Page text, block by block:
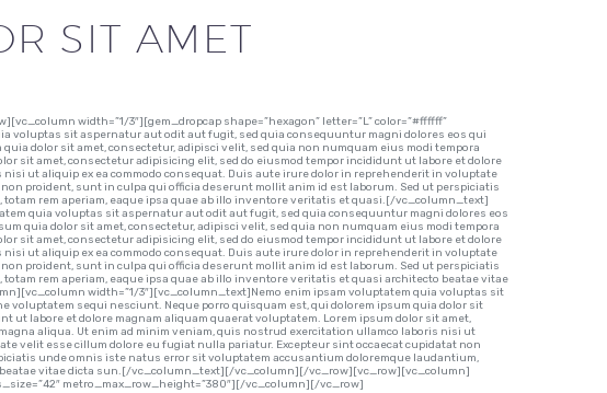
SIT AMET
width=”1/3″][gem_dropcap shape=”hexagon” letter=”L” color=”#ffffff”
voluptas sit aspernatur aut odit aut fugit, sed quia consequuntur magni dolores eos qui
dolor sit amet, consectetur, adipisci velit, sed quia non numquam eius modi tempora
sit amet, consectetur adipisicing elit, sed do eiusmod tempor incididunt ut labore et dolore
ut aliquip ex ea commodo consequat. Duis aute irure dolor in reprehenderit in voluptate
proident, sunt in culpa qui officia deserunt mollit anim id est laborum. Sed ut perspiciatis
rem aperiam, eaque ipsa quae ab illo inventore veritatis et quasi.[/vc_column_text]
quia voluptas sit aspernatur aut odit aut fugit, sed quia consequuntur magni dolores eos
quia dolor sit amet, consectetur, adipisci velit, sed quia non numquam eius modi tempora
sit amet, consectetur adipisicing elit, sed do eiusmod tempor incididunt ut labore et dolore
ut aliquip ex ea commodo consequat. Duis aute irure dolor in reprehenderit in voluptate
proident, sunt in culpa qui officia deserunt mollit anim id est laborum. Sed ut perspiciatis
rem aperiam, eaque ipsa quae ab illo inventore veritatis et quasi architecto beatae vitae
width=”1/3″][vc_column_text]Nemo enim ipsam voluptatem quia voluptas sit
sequi nesciunt. Neque porro quisquam est, qui dolorem ipsum quia dolor sit
ut labore et dolore magnam aliquam quaerat voluptatem. Lorem ipsum dolor sit amet,
aliqua. Ut enim ad minim veniam, quis nostrud exercitation ullamco laboris nisi ut
velit esse cillum dolore eu fugiat nulla pariatur. Excepteur sint occaecat cupidatat non
unde omnis iste natus error sit voluptatem accusantium doloremque laudantium,
vitae dicta sun.[/vc_column_text][/vc_column][/vc_row][vc_row][vc_column]
metro_max_row_height=”380″][/vc_column][/vc_row]